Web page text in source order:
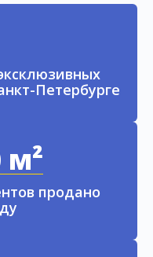
Петербурге
м²
продано